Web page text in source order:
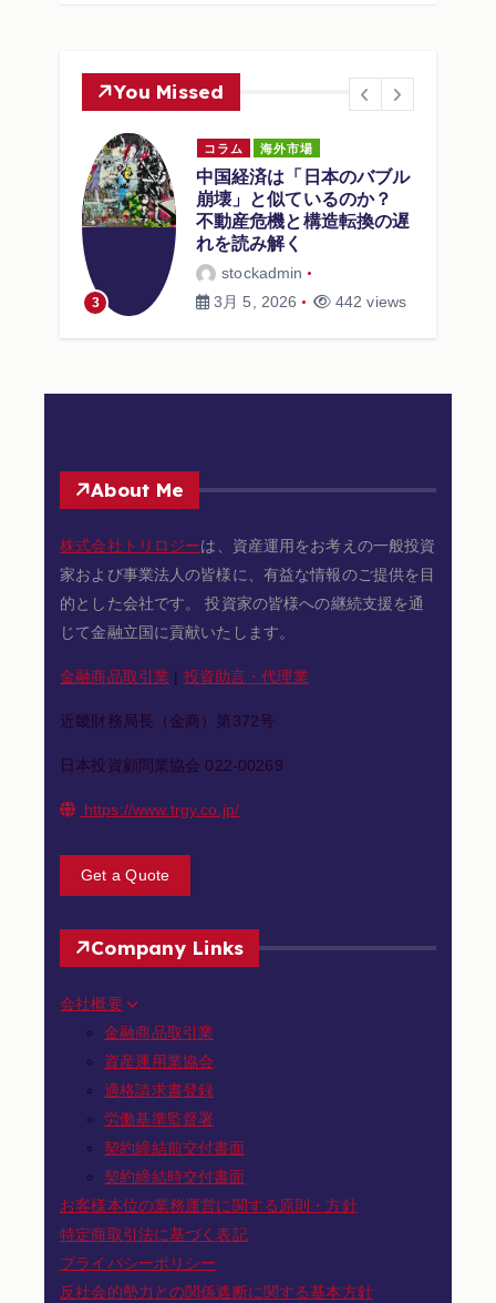
You Missed
3
コラム 海外市場
中国経済は「日本のバブル
崩壊」と似ているのか？
不動産危機と構造転換の遅
れを読み解く
stockadmin
3月 5, 2026
442 views
About Me
株式会社トリロジーは、資産運用をお考えの一般投資
家および事業法人の皆様に、有益な情報のご提供を目
的とした会社です。 投資家の皆様への継続支援を通
じて金融立国に貢献いたします。
金融商品取引業 | 投資助言・代理業
近畿財務局長（金商）第372号
日本投資顧問業協会 022-00269
https://www.trgy.co.jp/
Get a Quote
Company Links
会社概要
金融商品取引業
資産運用業協会
適格請求書登録
労働基準監督署
契約締結前交付書面
契約締結時交付書面
お客様本位の業務運営に関する原則・方針
特定商取引法に基づく表記
プライバシーポリシー
反社会的勢力との関係遮断に関する基本方針